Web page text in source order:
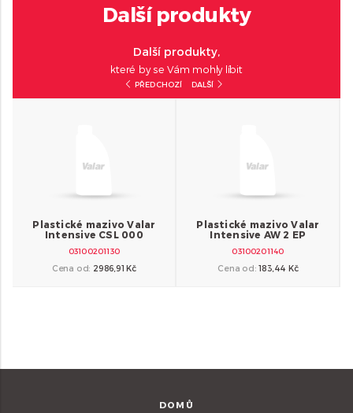
Další produkty
Další produkty,
které by se Vám mohly líbit
PŘEDCHOZÍ DALŠÍ
Plastické mazivo Valar
Intensive AW 2 EP
03100201140
Cena od:183,44 Kč
Plastické mazivo Valar
Intensive SLX 460 EP
03100201150
Cena od:267,85 Kč
DOMŮ